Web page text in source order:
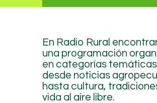
En Radio Rural
una programación
en categorías
desde noticias
hasta cultura,
vida al aire libre.